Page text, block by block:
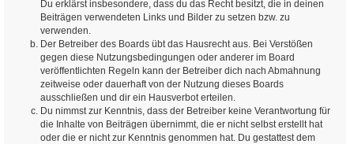
Du erklärst insbesondere, dass du das Recht besitzt, die in deinen
Beiträgen verwendeten Links und Bilder zu setzen bzw. zu
verwenden.
Der Betreiber des Boards übt das Hausrecht aus. Bei Verstößen
gegen diese Nutzungsbedingungen oder anderer im Board
veröffentlichten Regeln kann der Betreiber dich nach Abmahnung
zeitweise oder dauerhaft von der Nutzung dieses Boards
ausschließen und dir ein Hausverbot erteilen.
Du nimmst zur Kenntnis, dass der Betreiber keine Verantwortung für
die Inhalte von Beiträgen übernimmt, die er nicht selbst erstellt hat
oder die er nicht zur Kenntnis genommen hat. Du gestattest dem